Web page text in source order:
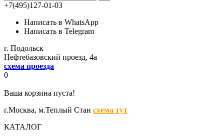
+7(495)127-01-03
Написать в WhatsApp
Написать в Telegram
г. Подольск
Нефтебазовский проезд, 4а
схема проезда
0
Ваша корзина пуста!
г.Москва, м.Теплый Стан схема тут
КАТАЛОГ